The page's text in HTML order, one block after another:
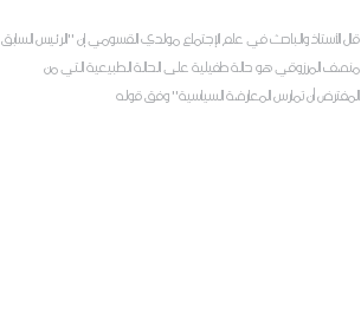
قال الأستاذ والباحث في علم الإجتماع مولدي القسومي إن ''الرئيس السابق
منصف المرزوقي هو حالة طفيلية على الحالة الطبيعية التي من
المفترض أن تمارس المعارضة السياسية'' وفق قوله